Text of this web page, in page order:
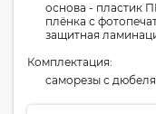
основа - пластик
плёнка с
защитная
Комплектация:
cаморезы с